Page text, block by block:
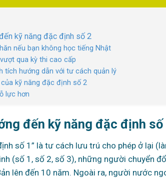
kỹ năng đặc định số 2
nếu bạn không học tiếng Nhật
qua kỳ thi cao cấp
tích hướng dẫn với tư cách quản lý
kỹ năng đặc định số 2
lực hơn
đến kỹ năng đặc định số
số 1” là tư cách lưu trú cho phép ở lại
(số 1, số 2, số 3), những người chuyển
lên đến 10 năm. Ngoài ra, người nước